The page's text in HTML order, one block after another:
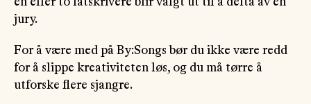
jury.
For å være med på By:Songs bør du ikke være redd
for å slippe kreativiteten løs, og du må tørre å
utforske flere sjangre.